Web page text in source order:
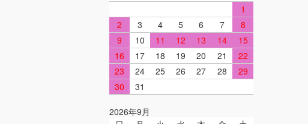
1
2
3 4 5 6 7
8
9
10 11 12 13 14
15
16
17 18 19 20 21
22
23
24 25 26 27 28
29
30
31
2026年9月